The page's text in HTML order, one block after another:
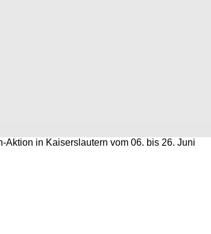
Aktion in Kaiserslautern vom 06. bis 26. Juni